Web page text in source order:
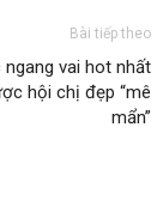
Bài tiếp theo
ngang vai hot nhất
hội chị đẹp “mê
mẩn”